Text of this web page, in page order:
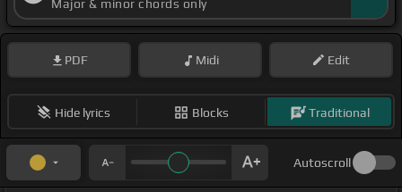
Major & minor chords only
PDF Midi Edit
Hide lyrics Blocks Traditional
Autoscroll